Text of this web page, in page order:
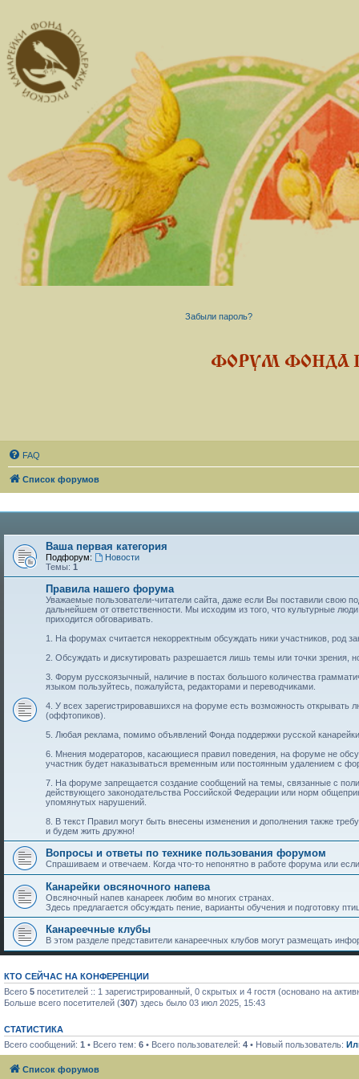
Забыли пароль?
ФОРУМ ФОНДА
FAQ
Список форумов
Ваша первая категория
Подфорум:
Новости
Темы: 1
Правила нашего форума
Уважаемые пользователи-читатели сайта, даже если Вы поставили свою
дальнейшем от ответственности. Мы исходим из того, что культурные
приходится обговаривать.
1. На форумах считается некорректным обсуждать ники участников, род
2. Обсуждать и дискутировать разрешается лишь темы или точки зрения,
3. Форум русскоязычный, наличие в постах большого количества
языком пользуйтесь, пожалуйста, редакторами и переводчиками.
4. У всех зарегистрировавшихся на форуме есть возможность
(оффтопиков).
5. Любая реклама, помимо объявлений Фонда поддержки русской
6. Мнения модераторов, касающиеся правил поведения, на форуме не
участник будет наказываться временным или постоянным удалением с
7. На форуме запрещается создание сообщений на темы, связанные с
действующего законодательства Российской Федерации или норм
упомянутых нарушений.
8. В текст Правил могут быть внесены изменения и дополнения также
и будем жить дружно!
Вопросы и ответы по технике пользования форумом
Спрашиваем и отвечаем. Когда что-то непонятно в работе форума или
Канарейки овсяночного напева
Овсяночный напев канареек любим во многих странах.
Здесь предлагается обсуждать пение, варианты обучения и подготовку
Канареечные клубы
В этом разделе представители канареечных клубов могут размещать
КТО СЕЙЧАС НА КОНФЕРЕНЦИИ
Всего 5 посетителей :: 1 зарегистрированный, 0 скрытых и 4 гостя (основано на
Больше всего посетителей (307) здесь было 03 июл 2025, 15:43
СТАТИСТИКА
Всего сообщений: 1 • Всего тем: 6 • Всего пользователей: 4 • Новый пользователь:
Список форумов